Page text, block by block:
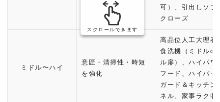
可）、引出しソフ
クローズ
ミドル〜ハイ
意匠・清掃性・時短
を強化
高品位人工大理石
食洗機（ミドルor
ル扉）、ハイパワ
フード、ハイバッ
ガード＆キッチン
ネル、家事ラク収
スクロールできます